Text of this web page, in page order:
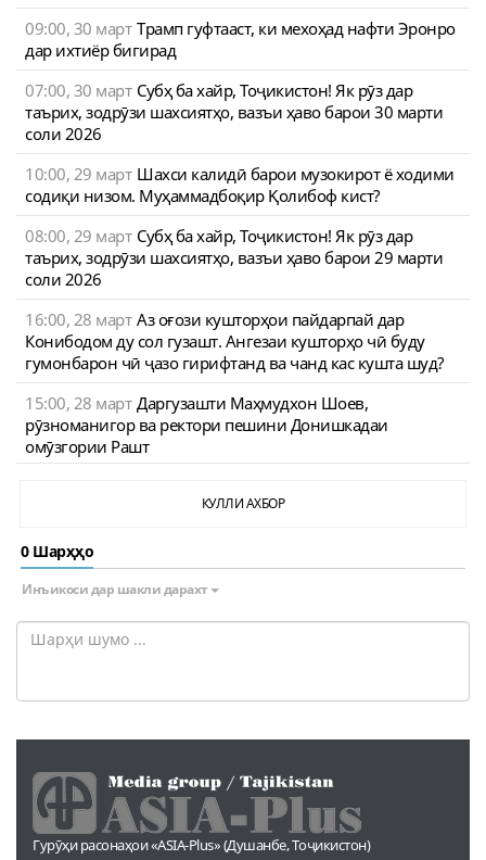
09:00, 30 март Трамп гуфтааст, ки мехоҳад нафти Эронро
дар ихтиёр бигирад
07:00, 30 март Субҳ ба хайр, Тоҷикистон! Як рӯз дар
таърих, зодрӯзи шахсиятҳо, вазъи ҳаво барои 30 марти
соли 2026
10:00, 29 март Шахси калидӣ барои музокирот ё ходими
содиқи низом. Муҳаммадбоқир Қолибоф кист?
08:00, 29 март Субҳ ба хайр, Тоҷикистон! Як рӯз дар
таърих, зодрӯзи шахсиятҳо, вазъи ҳаво барои 29 марти
соли 2026
16:00, 28 март Аз оғози кушторҳои пайдарпай дар
Конибодом ду сол гузашт. Ангезаи кушторҳо чӣ буду
гумонбарон чӣ ҷазо гирифтанд ва чанд кас кушта шуд?
15:00, 28 март Даргузашти Маҳмудхон Шоев,
рӯзноманигор ва ректори пешини Донишкадаи
омӯзгории Рашт
КУЛЛИ АХБОР
0 Шарҳҳо
Инъикоси дар шакли дарахт
Гурӯҳи расонаҳои «ASIA-Plus» (Душанбе, Тоҷикистон)